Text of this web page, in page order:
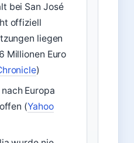
bei San José
offiziell
liegen
Millionen Euro
)
Europa
(Yahoo